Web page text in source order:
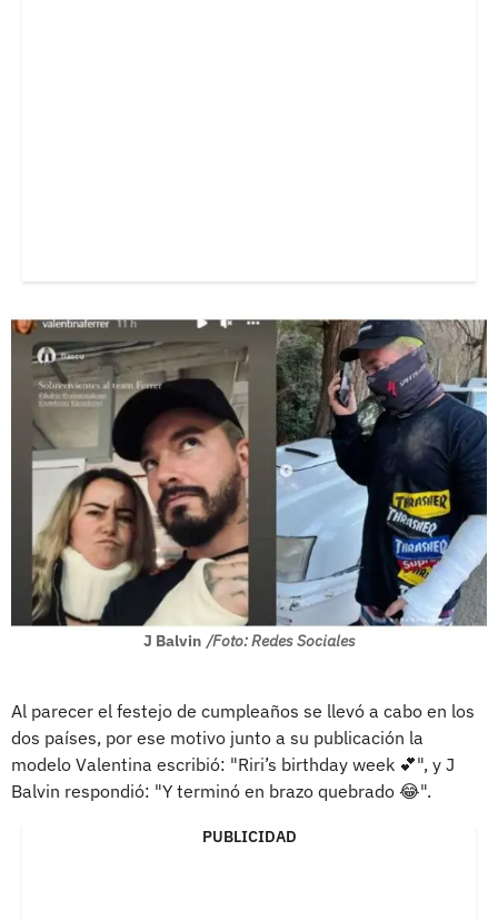
J Balvin /Foto: Redes Sociales
Al parecer el festejo de cumpleaños se llevó a cabo en los
dos países, por ese motivo junto a su publicación la
modelo Valentina escribió: "Riri’s birthday week 💕", y J
Balvin respondió: "Y terminó en brazo quebrado 😂".
PUBLICIDAD